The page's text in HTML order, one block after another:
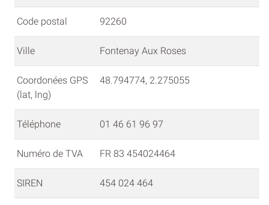
Code postal 92260
Ville Fontenay Aux Roses
Coordonées GPS
(lat, lng)
48.794774, 2.275055
Téléphone 01 46 61 96 97
Numéro de TVA FR 83 454024464
SIREN 454 024 464